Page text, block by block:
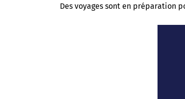
Des voyages sont en préparation